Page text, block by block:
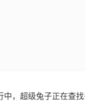
中，超级兔子正在查